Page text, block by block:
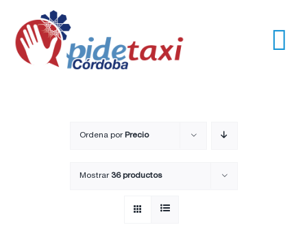
contenido
Ordena por Precio
Mostrar 36 productos